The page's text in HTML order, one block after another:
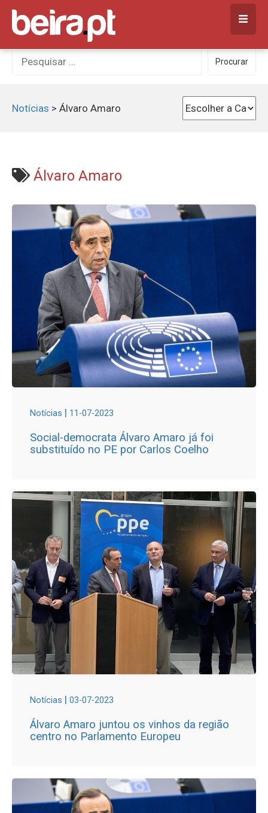
Skip
content
Procurar
por:
Procurar
Notícias > Álvaro Amaro
Álvaro Amaro
Notícias | 11-07-2023
Social-democrata Álvaro Amaro já foi
substituído no PE por Carlos Coelho
Notícias | 03-07-2023
Álvaro Amaro juntou os vinhos da região
centro no Parlamento Europeu